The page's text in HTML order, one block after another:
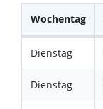
Wochentag
Dienstag
Dienstag